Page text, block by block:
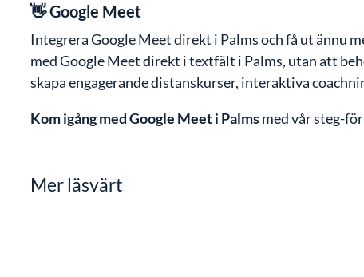
👋 Google Meet
Integrera Google Meet direkt i Palms och få ut ännu
med Google Meet direkt i textfält i Palms, utan att
skapa engagerande distanskurser, interaktiva
Kom igång med Google Meet i Palmsmed vår steg-
Mer läsvärt